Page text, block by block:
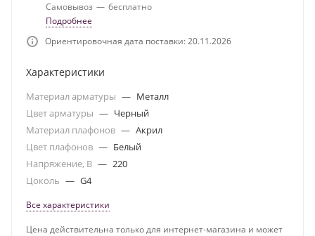
Самовывоз — бесплатно
Подробнее
Ориентировочная дата поставки: 20.11.2026
Характеристики
Материал арматуры — Металл
Цвет арматуры — Черный
Материал плафонов — Акрил
Цвет плафонов — Белый
Напряжение, В — 220
Цоколь — G4
Все характеристики
Цена действительна только для интернет-магазина и может